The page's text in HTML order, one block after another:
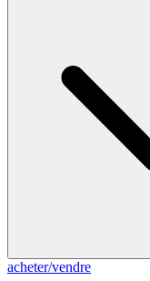
acheter/vendre